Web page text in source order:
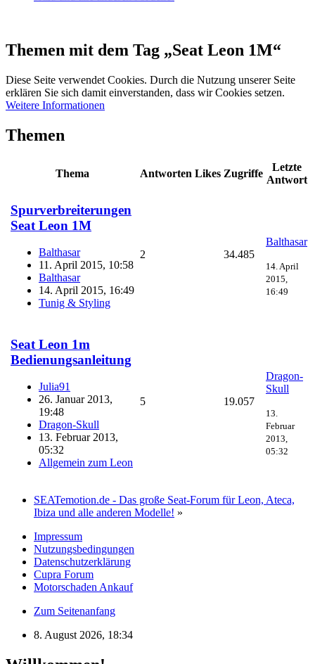
Themen mit dem Tag „Seat Leon 1M“
Diese Seite verwendet Cookies. Durch die Nutzung unserer Seite
erklären Sie sich damit einverstanden, dass wir Cookies setzen.
Weitere Informationen
Themen
Thema Antworten Likes Zugriffe
Letzte
Antwort
Spurverbreiterungen
Seat Leon 1M
Balthasar
11. April 2015, 10:58
Balthasar
14. April 2015, 16:49
Tunig & Styling
2 34.485
Balthasar
14. April
2015,
16:49
Seat Leon 1m
Bedienungsanleitung
Julia91
26. Januar 2013,
19:48
Dragon-Skull
13. Februar 2013,
05:32
Allgemein zum Leon
5 19.057
Dragon-
Skull
13.
Februar
2013,
05:32
SEATemotion.de - Das große Seat-Forum für Leon, Ateca,
Ibiza und alle anderen Modelle! »
Impressum
Nutzungsbedingungen
Datenschutzerklärung
Cupra Forum
Motorschaden Ankauf
Zum Seitenanfang
8. August 2026, 18:34